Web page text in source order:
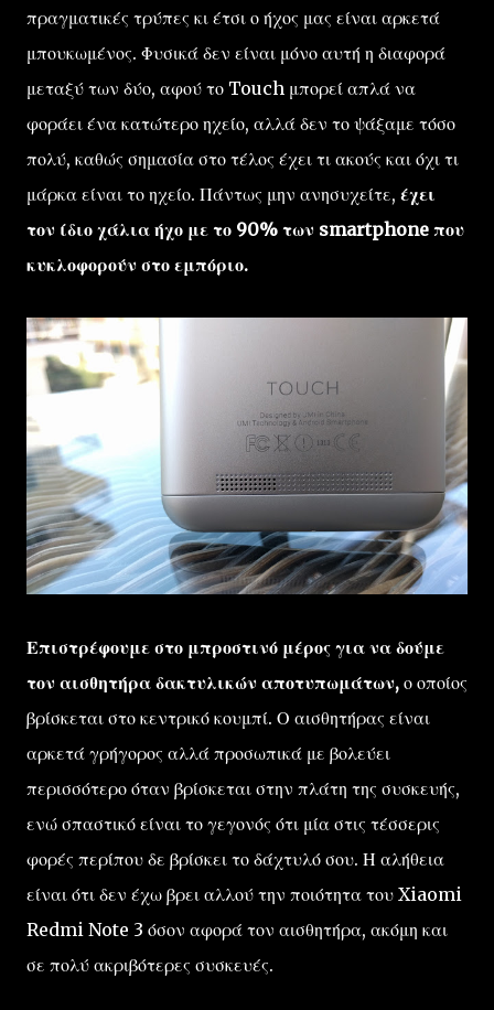
πραγματικές τρύπες κι έτσι ο ήχος μας είναι αρκετά
μπουκωμένος. Φυσικά δεν είναι μόνο αυτή η διαφορά
μεταξύ των δύο, αφού το Touch μπορεί απλά να
φοράει ένα κατώτερο ηχείο, αλλά δεν το ψάξαμε τόσο
πολύ, καθώς σημασία στο τέλος έχει τι ακούς και όχι τι
μάρκα είναι το ηχείο. Πάντως μην ανησυχείτε, έχει
τον ίδιο χάλια ήχο με το 90% των smartphone που
κυκλοφορούν στο εμπόριο.
Επιστρέφουμε στο μπροστινό μέρος για να δούμε
τον αισθητήρα δακτυλικών αποτυπωμάτων, ο οποίος
βρίσκεται στο κεντρικό κουμπί. Ο αισθητήρας είναι
αρκετά γρήγορος αλλά προσωπικά με βολεύει
περισσότερο όταν βρίσκεται στην πλάτη της συσκευής,
ενώ σπαστικό είναι το γεγονός ότι μία στις τέσσερις
φορές περίπου δε βρίσκει το δάχτυλό σου. Η αλήθεια
είναι ότι δεν έχω βρει αλλού την ποιότητα του Xiaomi
Redmi Note 3 όσον αφορά τον αισθητήρα, ακόμη και
σε πολύ ακριβότερες συσκευές.